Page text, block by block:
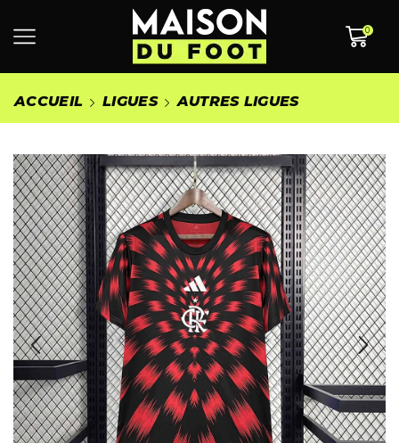
0
ACCUEIL LIGUES AUTRES LIGUES